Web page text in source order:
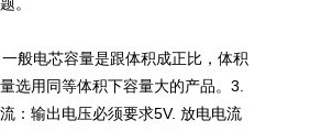
电芯容量是跟体积成正比，体积
选用同等体积下容量大的产品。3.
：输出电压必须要求5V. 放电电流